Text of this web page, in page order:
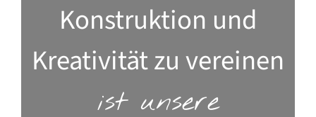
Konstruktion und
Kreativität zu vereinen
ist unsere